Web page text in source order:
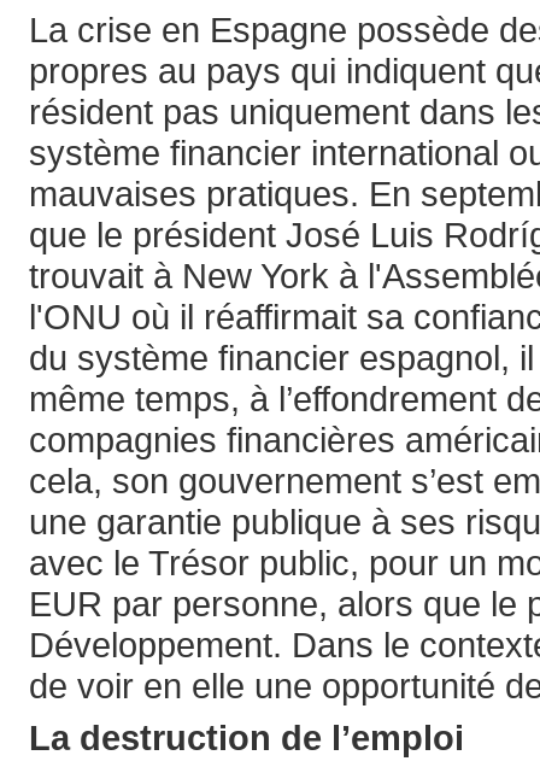
La crise en Espagne possède
propres au pays qui indiquent
résident pas uniquement dans
système financier international
mauvaises pratiques. En
que le président José Luis
trouvait à New York à
l'ONU où il réaffirmait sa
du système financier espagnol,
même temps, à l’effondrement
compagnies financières
cela, son gouvernement s’est
une garantie publique à ses
avec le Trésor public, pour un
EUR par personne, alors que le
Développement. Dans le
de voir en elle une opportunité
La destruction de l’emploi